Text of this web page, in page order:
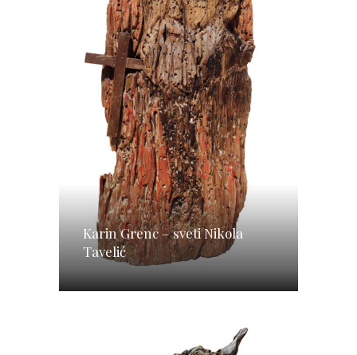
Karin Grenc – sveti Nikola
Tavelić